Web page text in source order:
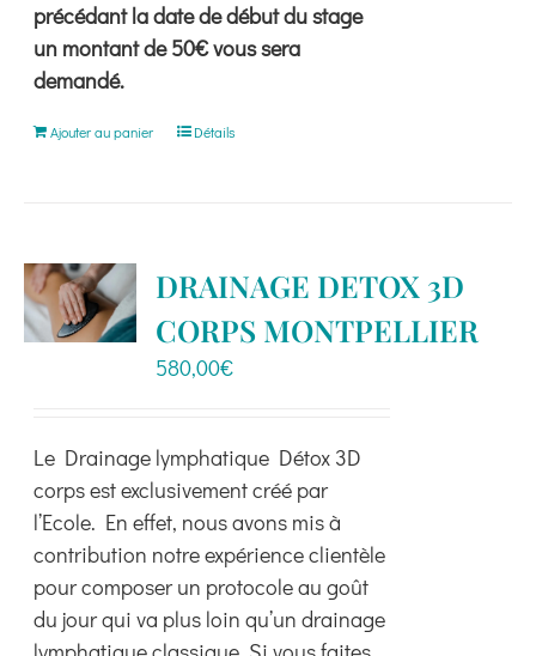
précédant la date de début du stage
un montant de 50€ vous sera
demandé.
Ajouter au panier Détails
DRAINAGE DETOX 3D
CORPS MONTPELLIER
580,00€
Le Drainage lymphatique Détox 3D
corps est exclusivement créé par
l’Ecole. En effet, nous avons mis à
contribution notre expérience clientèle
pour composer un protocole au goût
du jour qui va plus loin qu’un drainage